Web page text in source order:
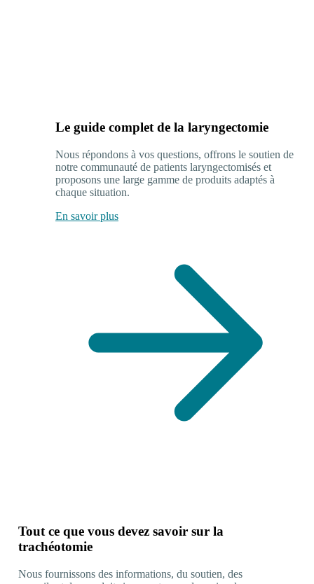
Le guide complet de la laryngectomie
Nous répondons à vos questions, offrons le soutien de
notre communauté de patients laryngectomisés et
proposons une large gamme de produits adaptés à
chaque situation.
En savoir plus
Tout ce que vous devez savoir sur la
trachéotomie
Nous fournissons des informations, du soutien, des